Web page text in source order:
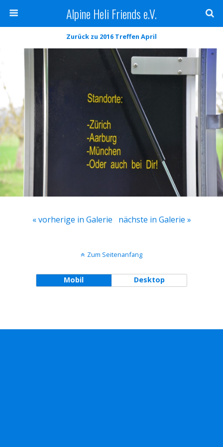
Alpine Heli Friends e.V.
Zurück zu 2016 Treffen April
« vorherige in Galerie nächste in Galerie »
Zum Seitenanfang
Mobil Desktop